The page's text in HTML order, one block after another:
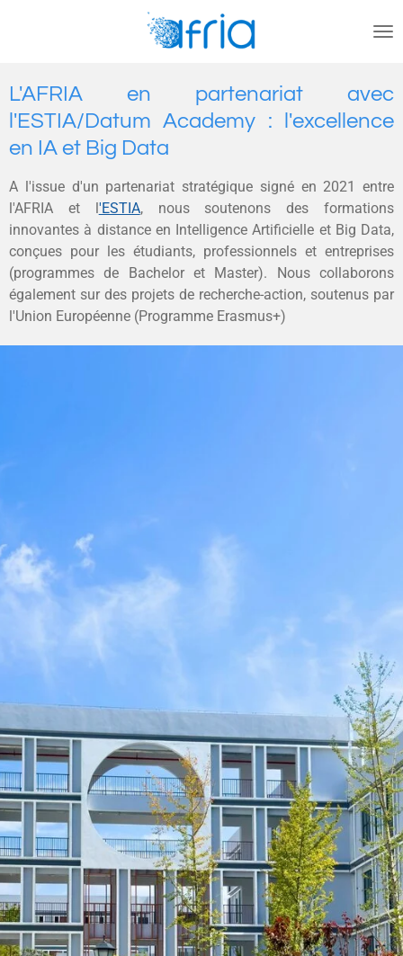
principal
L'AFRIA en partenariat avec
l'ESTIA/Datum Academy : l'excellence
en IA et Big Data
A l'issue d'un partenariat stratégique signé en 2021 entre
l'AFRIA et l 'ESTIA, nous soutenons des formations
innovantes à distance en Intelligence Artificielle et Big Data,
conçues pour les étudiants, professionnels et entreprises
(programmes de Bachelor et Master). Nous collaborons
également sur des projets de recherche-action, soutenus par
l'Union Européenne (Programme Erasmus+)